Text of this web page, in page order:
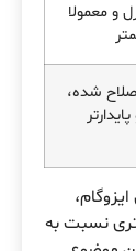
و معمولا
شده،
نسبت به